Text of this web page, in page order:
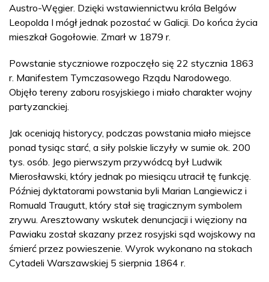
Austro-Węgier. Dzięki wstawiennictwu króla Belgów
Leopolda I mógł jednak pozostać w Galicji. Do końca życia
mieszkał Gogołowie. Zmarł w 1879 r.
Powstanie styczniowe rozpoczęło się 22 stycznia 1863
r. Manifestem Tymczasowego Rządu Narodowego.
Objęło tereny zaboru rosyjskiego i miało charakter wojny
partyzanckiej.
Jak oceniają historycy, podczas powstania miało miejsce
ponad tysiąc starć, a siły polskie liczyły w sumie ok. 200
tys. osób. Jego pierwszym przywódcą był Ludwik
Mierosławski, który jednak po miesiącu utracił tę funkcję.
Później dyktatorami powstania byli Marian Langiewicz i
Romuald Traugutt, który stał się tragicznym symbolem
zrywu. Aresztowany wskutek denuncjacji i więziony na
Pawiaku został skazany przez rosyjski sąd wojskowy na
śmierć przez powieszenie. Wyrok wykonano na stokach
Cytadeli Warszawskiej 5 sierpnia 1864 r.